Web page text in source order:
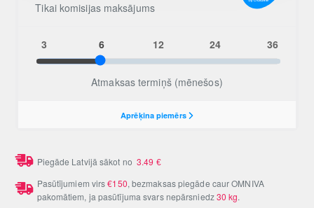
Piegāde Latvijā sākot no3.49 €
Pasūtījumiem virs€150, bezmaksas piegāde caur OMNIVA
pakomātiem, ja pasūtījuma svars nepārsniedz30 kg.